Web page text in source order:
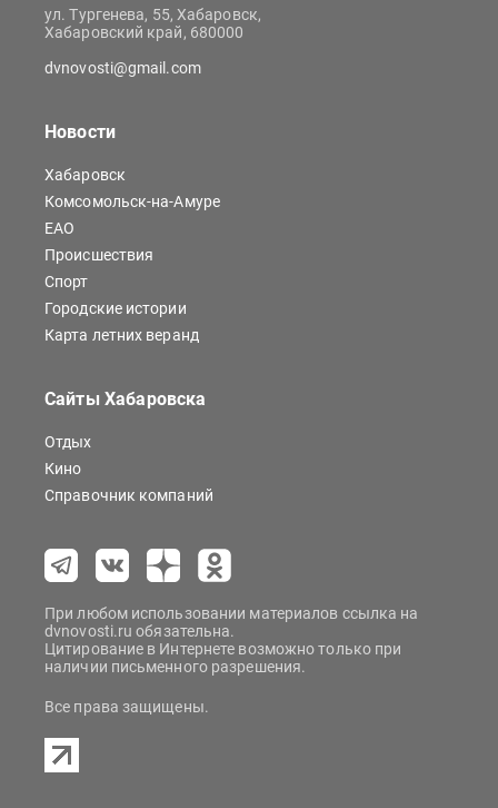
ул. Тургенева, 55, Хабаровск,
Хабаровский край, 680000
dvnovosti@gmail.com
Новости
Хабаровск
Комсомольск-на-Амуре
ЕАО
Происшествия
Спорт
Городские истории
Карта летних веранд
Сайты Хабаровска
Отдых
Кино
Справочник компаний
При любом использовании материалов ссылка на
dvnovosti.ru обязательна.
Цитирование в Интернете возможно только при
наличии письменного разрешения.
Все права защищены.